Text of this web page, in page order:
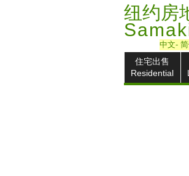
纽约房
中文-
住宅出售
Residential